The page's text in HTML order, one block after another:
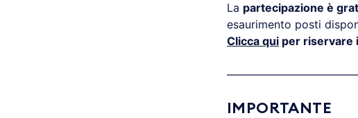
La partecipazione è
esaurimento posti
Clicca qui per riservare
IMPORTANTE